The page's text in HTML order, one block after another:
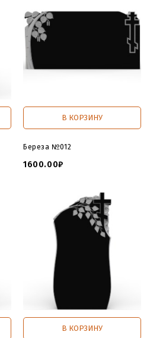
В КОРЗИНУ
Береза №012
1600.00₽
В КОРЗИНУ